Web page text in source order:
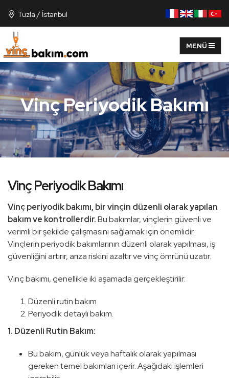
Tuzla / İstanbul
Vinç Periyodik Bakımı
Vinç Periyodik Bakımı
Vinç periyodik bakımı, bir vinçin düzenli olarak yapılan
bakım ve kontrollerdir.Bu bakımlar, vinçlerin güvenli ve
verimli bir şekilde çalışmasını sağlamak için önemlidir.
Vinçlerin periyodik bakımlarının düzenli olarak yapılması, iş
güvenliğini artırır, arıza riskini azaltır ve vinç ömrünü uzatır.
Vinç bakımı, genellikle iki aşamada gerçekleştirilir:
Düzenli rutin bakım
Periyodik detaylı bakım.
1. Düzenli Rutin Bakım:
Bu bakım, günlük veya haftalık olarak yapılması
gereken temel bakımları içerir. Aşağıdaki işlemleri